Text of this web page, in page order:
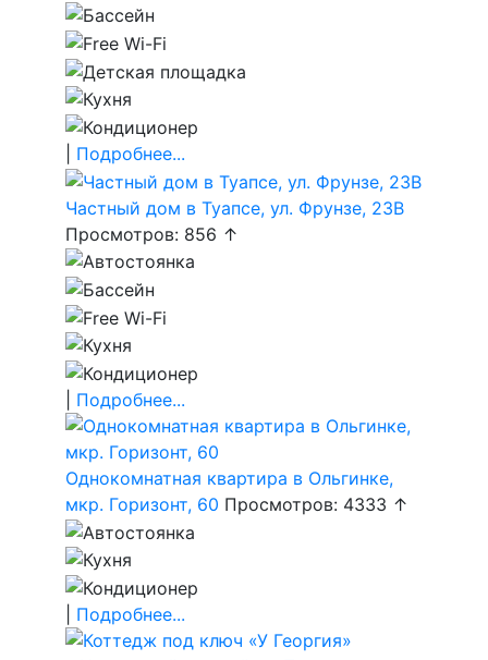
Подробнее...
Частный дом в Туапсе, ул. Фрунзе, 23В
Просмотров: 856 ↑
Подробнее...
Однокомнатная квартира в Ольгинке,
мкр. Горизонт, 60 Просмотров: 4333 ↑
Подробнее...